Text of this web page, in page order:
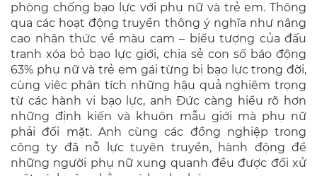
phòng chống bạo lực với phụ nữ và trẻ em. Thông
qua các hoạt động truyền thông ý nghĩa như nâng
cao nhận thức về màu cam – biểu tượng của đấu
tranh xóa bỏ bạo lực giới, chia sẻ con số báo động
63% phụ nữ và trẻ em gái từng bị bạo lực trong đời,
cùng việc phân tích những hậu quả nghiêm trọng
từ các hành vi bạo lực, anh Đức càng hiểu rõ hơn
những định kiến và khuôn mẫu giới mà phụ nữ
phải đối mặt. Anh cùng các đồng nghiệp trong
công ty đã nỗ lực tuyên truyền, hành động để
những người phụ nữ xung quanh đều được đối xử